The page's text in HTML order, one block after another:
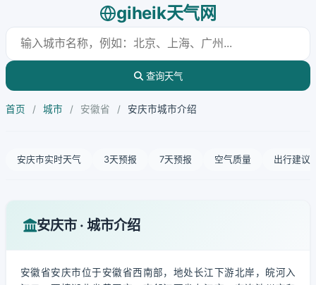
giheik天气网
查询天气
首页 / 城市 / 安徽省 / 安庆市城市介绍
安庆市实时天气 3天预报 7天预报 空气质量 出行建议
安庆市 · 城市介绍
安徽省安庆市位于安徽省西南部，地处长江下游北岸，皖河入